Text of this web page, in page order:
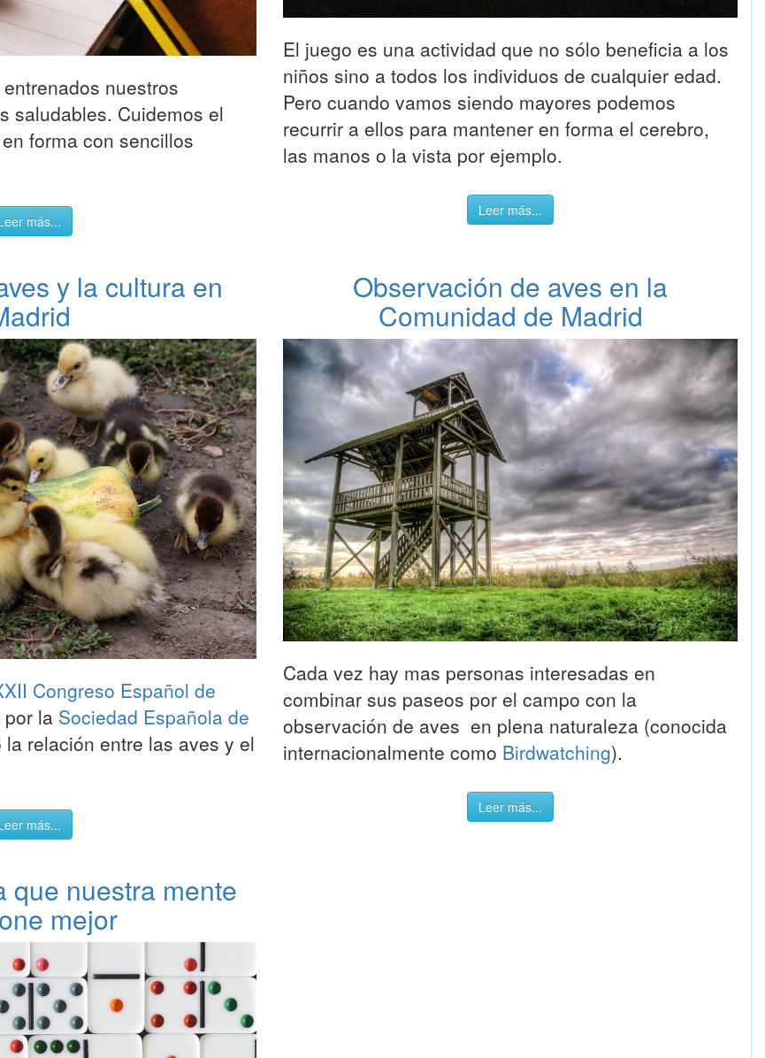
nuestros
saludables. Cuidemos el
forma con sencillos
más...
El juego es una actividad que no sólo beneficia a los
niños sino a todos los individuos de cualquier edad.
Pero cuando vamos siendo mayores podemos
recurrir a ellos para mantener en forma el cerebro,
las manos o la vista por ejemplo.
Leer más...
y la cultura en
Congreso Español de
la Sociedad Española de
la relación entre las aves y el
más...
Observación de aves en la
Comunidad de Madrid
Cada vez hay mas personas interesadas en
combinar sus paseos por el campo con la
observación de aves en plena naturaleza (conocida
internacionalmente como Birdwatching).
Leer más...
que nuestra mente
mejor